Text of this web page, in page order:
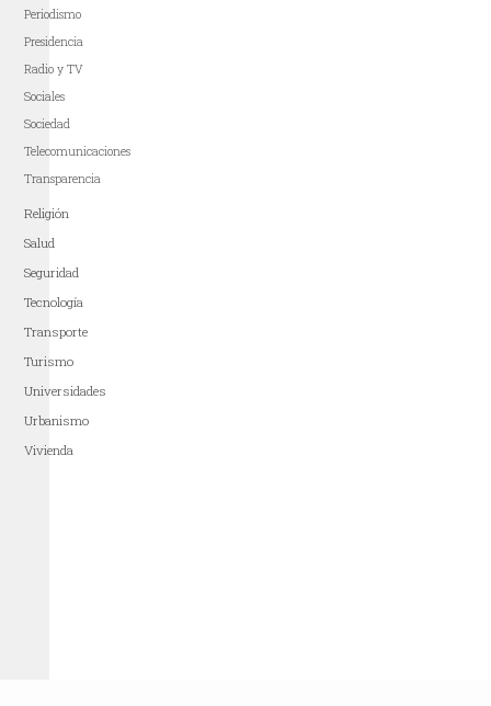
Periodismo
Presidencia
Radio y TV
Sociales
Sociedad
Telecomunicaciones
Transparencia
Religión
Salud
Seguridad
Tecnología
Transporte
Turismo
Universidades
Urbanismo
Vivienda